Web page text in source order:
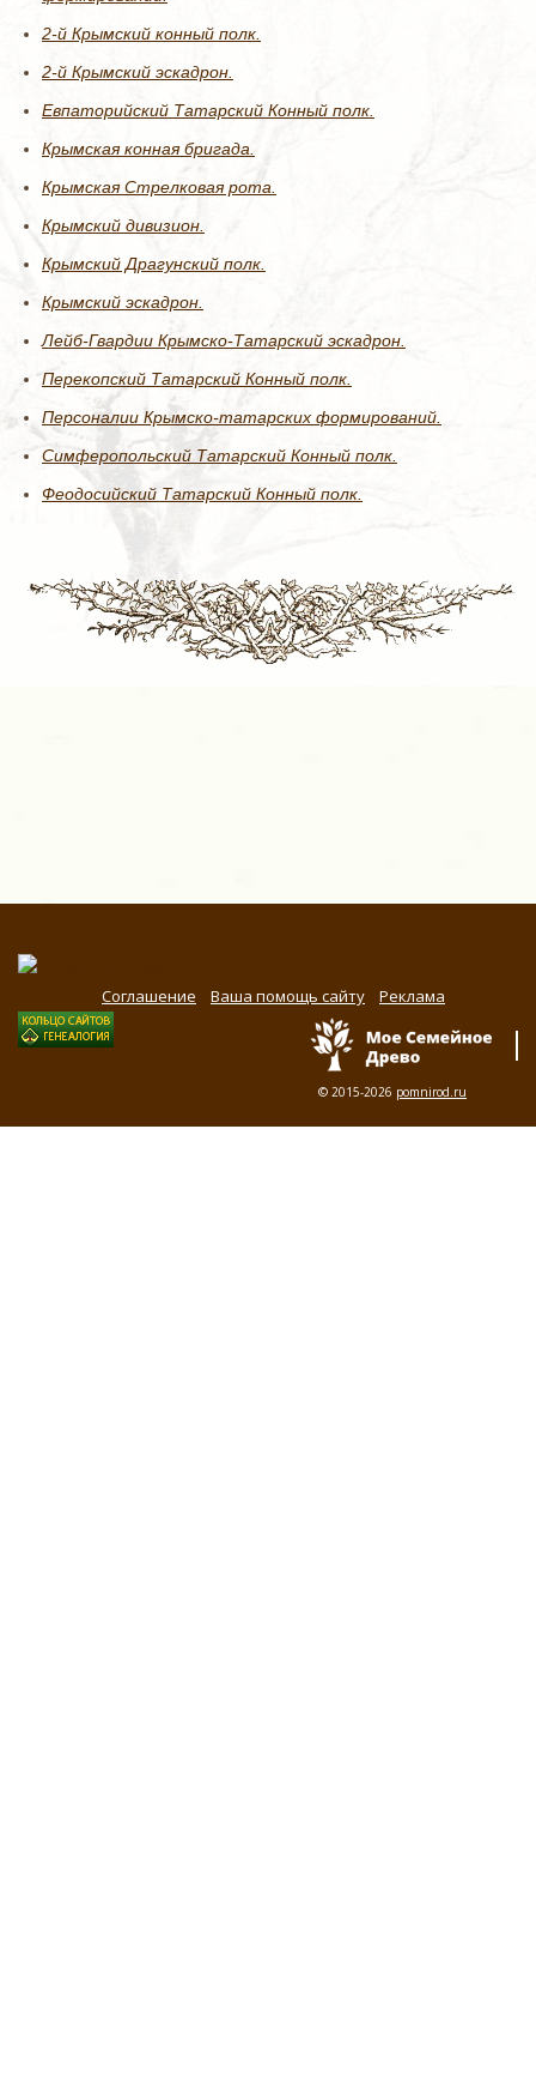
2-й Крымский конный полк.
2-й Крымский эскадрон.
Евпаторийский Татарский Конный полк.
Крымская конная бригада.
Крымская Стрелковая рота.
Крымский дивизион.
Крымский Драгунский полк.
Крымский эскадрон.
Лейб-Гвардии Крымско-Татарский эскадрон.
Перекопский Татарский Конный полк.
Персоналии Крымско-татарских формирований.
Симферопольский Татарский Конный полк.
Феодосийский Татарский Конный полк.
Соглашение Ваша помощь сайту Реклама
© 2015-2026 pomnirod.ru